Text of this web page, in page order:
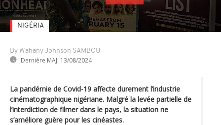
By Wahany Johnson SAMBOU
Dernière MAJ: 13/08/2024
NIGÉRIA
La pandémie de Covid-19 affecte durement l’industrie
cinématographique nigériane. Malgré la levée partielle de
l’interdiction de filmer dans le pays, la situation ne
s’améliore guère pour les cinéastes.